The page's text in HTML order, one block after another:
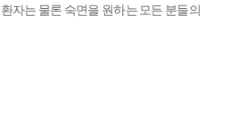
자는 물론 숙면을 원하는 모든 분들의